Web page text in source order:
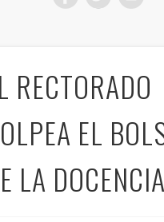
RECTORADO
EL
LA DOCENCIA